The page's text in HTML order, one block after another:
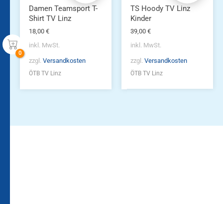
Produktseite
gewählt
werden
Damen Teamsport T-
Shirt TV Linz
18,00 €
inkl. MwSt.
zzgl. Versandkosten
ÖTB TV Linz
Produktseite
gewählt
werden
TS Hoody TV Linz
Kinder
39,00 €
inkl. MwSt.
zzgl. Versandkosten
ÖTB TV Linz